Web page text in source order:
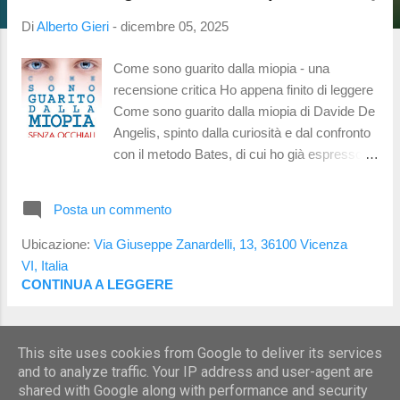
DiAlberto Gieri - dicembre 05, 2025
Come sono guarito dalla miopia - una
recensione critica Ho appena finito di leggere
Come sono guarito dalla miopia di Davide De
Angelis, spinto dalla curiosità e dal confronto
con il metodo Bates, di cui ho già espresso la
seguire: concetti ripetuti, spiegazioni poco
chiare, e una struttura che rende la lettura
dannosi. Alcune pratiche suggerite possono
elevate. ( fonte 1 , fonte 2 , fonte 3 ) Il libro
comincia con un disclaimer: l’autore non è
ottico, oculista o optometrista, e basa tutto
sulla propria esperienza soggettiva. La prima
Posta un commento
Ubicazione: Via Giuseppe Zanardelli, 13, 36100 Vicenza
VI, Italia
CONTINUA A LEGGERE
This site uses cookies from Google to deliver its services
and to analyze traffic. Your IP address and user-agent are
shared with Google along with performance and security